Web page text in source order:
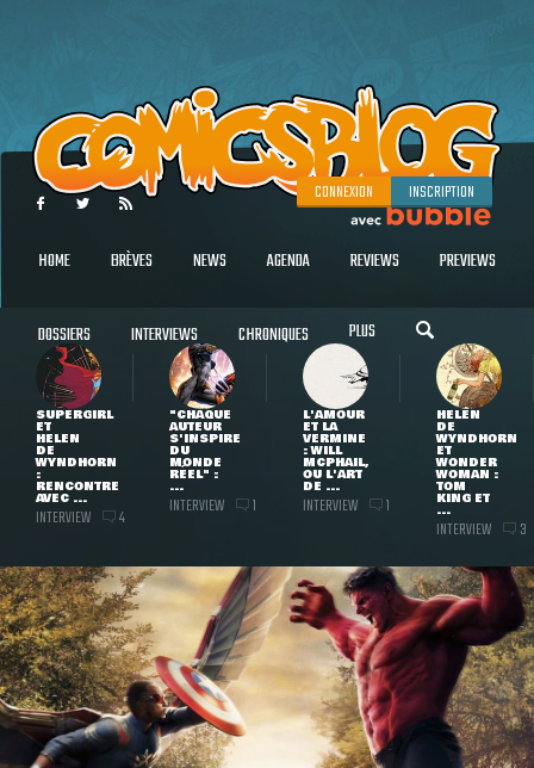
CONNEXION INSCRIPTION
HOME BRÈVES NEWS AGENDA REVIEWS PREVIEWS
DOSSIERS INTERVIEWS CHRONIQUES PLUS
SUPERGIRL
ET
HELEN
DE
WYNDHORN
:
RENCONTRE
AVEC ...
INTERVIEW 4
"CHAQUE
AUTEUR
S'INSPIRE
DU
MONDE
RÉEL" :
...
INTERVIEW 1
L'AMOUR
ET LA
VERMINE
: WILL
MCPHAIL,
OU L'ART
DE ...
INTERVIEW 1
HELEN
DE
WYNDHORN
ET
WONDER
WOMAN :
TOM
KING ET
...
INTERVIEW 3